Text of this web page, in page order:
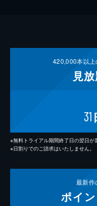
420,000本以
見
31
※無料トライアル期間終了日の翌日が
※日割りでのご請求はいたしません。
最新作
ポイン